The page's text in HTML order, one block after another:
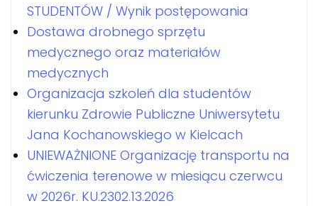
STUDENTÓW / Wynik postępowania
Dostawa drobnego sprzętu
medycznego oraz materiałów
medycznych
Organizacja szkoleń dla studentów
kierunku Zdrowie Publiczne Uniwersytetu
Jana Kochanowskiego w Kielcach
UNIEWAŻNIONE Organizację transportu na
ćwiczenia terenowe w miesiącu czerwcu
w 2026r. KU.2302.13.2026